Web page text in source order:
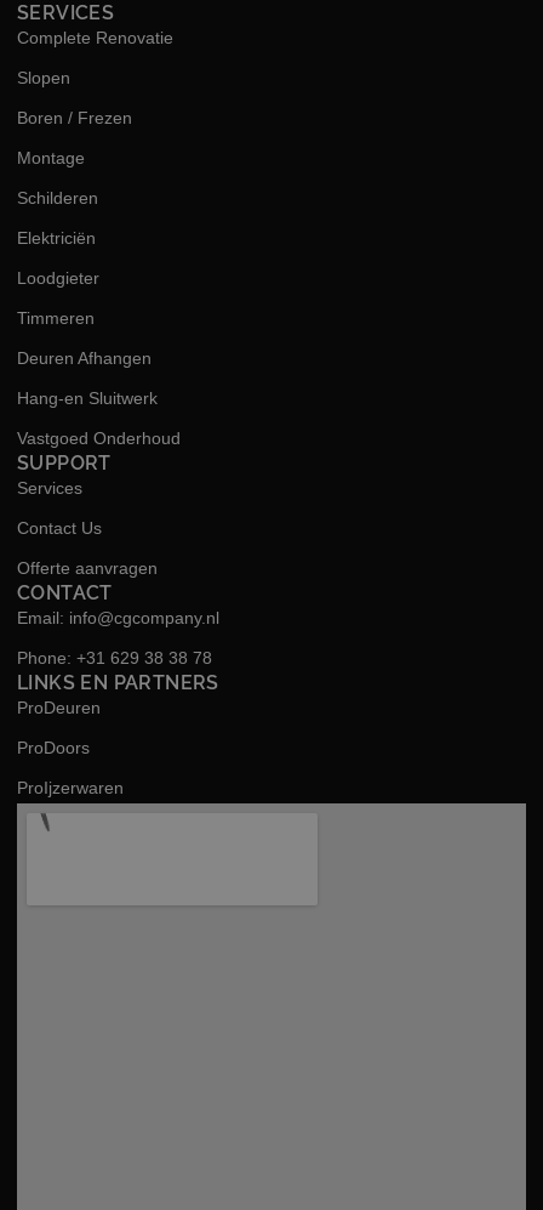
SERVICES
Complete Renovatie
Slopen
Boren / Frezen
Montage
Schilderen
Elektriciën
Loodgieter
Timmeren
Deuren Afhangen
Hang-en Sluitwerk
Vastgoed Onderhoud
SUPPORT
Services
Contact Us
Offerte aanvragen
CONTACT
Email: info@cgcompany.nl
Phone: +31 629 38 38 78
LINKS EN PARTNERS
ProDeuren
ProDoors
ProIjzerwaren